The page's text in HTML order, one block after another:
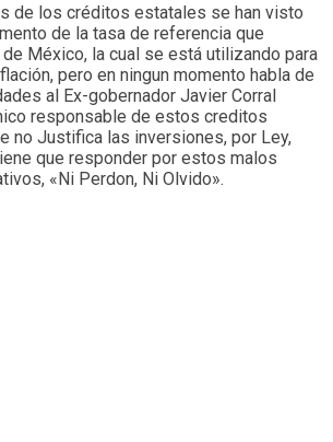
de los créditos estatales se han visto
de la tasa de referencia que
México, la cual se está utilizando para
pero en ningun momento habla de
al Ex-gobernador Javier Corral
responsable de estos creditos
no Justifica las inversiones, por Ley,
que responder por estos malos
«Ni Perdon, Ni Olvido».